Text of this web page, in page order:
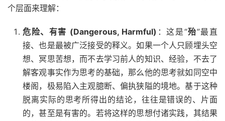
个层面来理解：
危险、有害 (Dangerous, Harmful) ：这是“殆”最直
接、也是最被广泛接受的释义。如果一个人只顾埋头空
想、冥思苦想，而不去学习前人的知识、经验，不去了
解客观事实作为思考的基础，那么他的思考就如同空中
楼阁，极易陷入主观臆断、偏执狭隘的境地。基于这种
脱离实际的思考所得出的结论，往往是错误的、片面
的，甚至是有害的。若将这样的思想付诸实践，其结果